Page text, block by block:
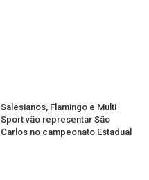
Salesianos, Flamingo e Multi
Sport vão representar São
Carlos no campeonato Estadual